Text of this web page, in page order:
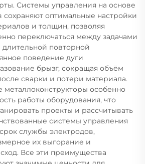
Системы управления на основе
оптимальные настройки
и толщин, позволяя
переключаться между задачами
длительной повторной
поведение дуги
брызг, сокращая объём
сварки и потери материала.
особенно
работы оборудования, что
проекты и рассчитывать
системы управления
службы электродов,
их выгорание и
Все эти преимущества